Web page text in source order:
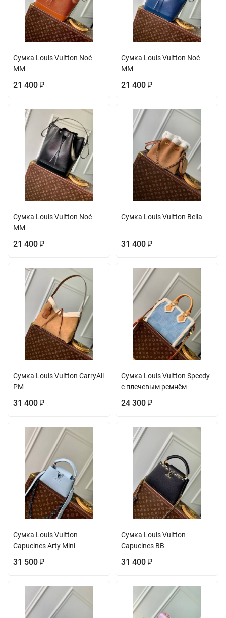
Сумка Louis Vuitton Noé
MM
21 400 ₽
Сумка Louis Vuitton Noé
MM
21 400 ₽
Сумка Louis Vuitton Noé
MM
21 400 ₽
Сумка Louis Vuitton Bella
31 400 ₽
Сумка Louis Vuitton CarryAll
PM
31 400 ₽
Сумка Louis Vuitton Speedy
с плечевым ремнём
24 300 ₽
Сумка Louis Vuitton
Capucines Arty Mini
31 500 ₽
Сумка Louis Vuitton
Capucines BB
31 400 ₽